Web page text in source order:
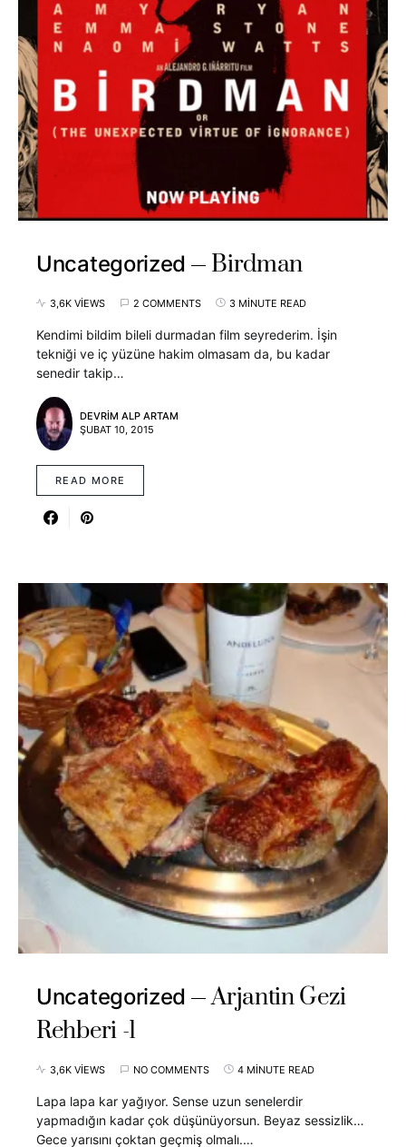
Uncategorized Birdman
3,6K VIEWS 2 COMMENTS 3 MINUTE READ
Kendimi bildim bileli durmadan film seyrederim. İşin
tekniği ve iç yüzüne hakim olmasam da, bu kadar
senedir takip…
DEVRIM ALP ARTAM
ŞUBAT 10, 2015
READ MORE
Uncategorized
Arjantin Gezi
Rehberi -1
3,6K VIEWS NO COMMENTS 4 MINUTE READ
Lapa lapa kar yağıyor. Sense uzun senelerdir
yapmadığın kadar çok düşünüyorsun. Beyaz sessizlik…
Gece yarısını çoktan geçmiş olmalı.…